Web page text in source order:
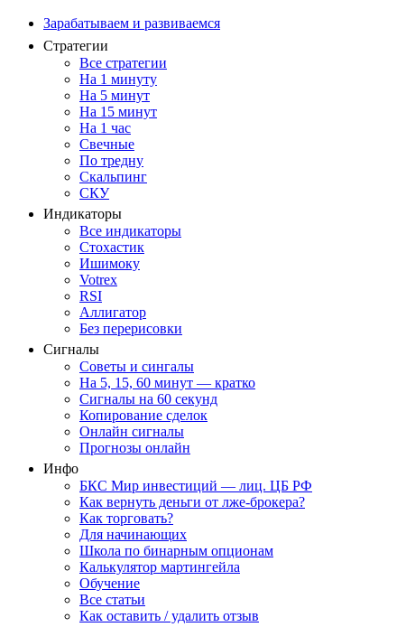
Зарабатываем и развиваемся
Стратегии
Все стратегии
На 1 минуту
На 5 минут
На 15 минут
На 1 час
Свечные
По тредну
Скальпинг
СКУ
Индикаторы
Все индикаторы
Стохастик
Ишимоку
Votrex
RSI
Аллигатор
Без перерисовки
Сигналы
Советы и сингалы
На 5, 15, 60 минут — кратко
Сигналы на 60 секунд
Копирование сделок
Онлайн сигналы
Прогнозы онлайн
Инфо
БКС Мир инвестиций — лиц. ЦБ РФ
Как вернуть деньги от лже-брокера?
Как торговать?
Для начинающих
Школа по бинарным опционам
Калькулятор мартингейла
Обучение
Все статьи
Как оставить / удалить отзыв